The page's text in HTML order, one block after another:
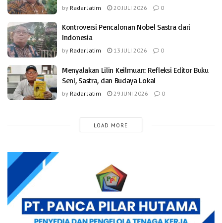
by Radar Jatim 20 JULI 2026 0
Kontroversi Pencalonan Nobel Sastra dari
Indonesia
by Radar Jatim 13 JULI 2026 0
Menyalakan Lilin Keilmuan: Refleksi Editor Buku
Seni, Sastra, dan Budaya Lokal
by Radar Jatim 29 JUNI 2026 0
LOAD MORE